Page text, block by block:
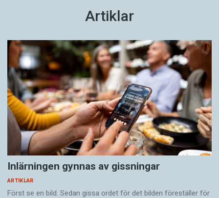
Artiklar
Inlärningen gynnas av gissningar
ARTIKLAR
Först se en bild. Sedan gissa ordet för det bilden föreställer för